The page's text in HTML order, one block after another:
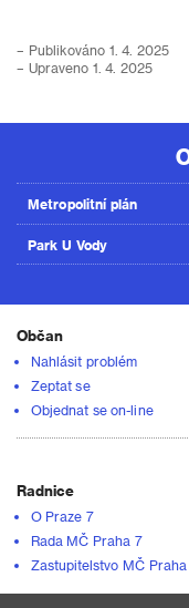
– Publikováno 1. 4. 2025
– Upraveno 1. 4. 2025
Metropolitní plán
Park U Vody
Občan
Nahlásit problém
Zeptat se
Objednat se on-line
Radnice
O Praze 7
Rada MČ Praha 7
Zastupitelstvo MČ Praha